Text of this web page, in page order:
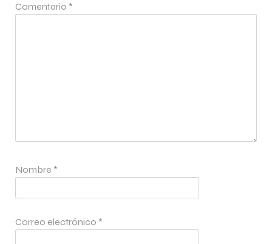
Comentario *
Nombre *
Correo electrónico *